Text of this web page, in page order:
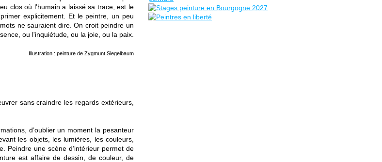
clos où l’humain a laissé sa trace, est le
explicitement. Et le peintre, un peu
ne sauraient dire. On croit peindre un
ou l'inquiétude, ou la joie, ou la paix.
Illustration : peinture de Zygmunt Siegelbaum
sans craindre les regards extérieurs,
d’oublier un moment la pesanteur
les objets, les lumières, les couleurs,
Peindre une scène d’intérieur permet de
est affaire de dessin, de couleur, de